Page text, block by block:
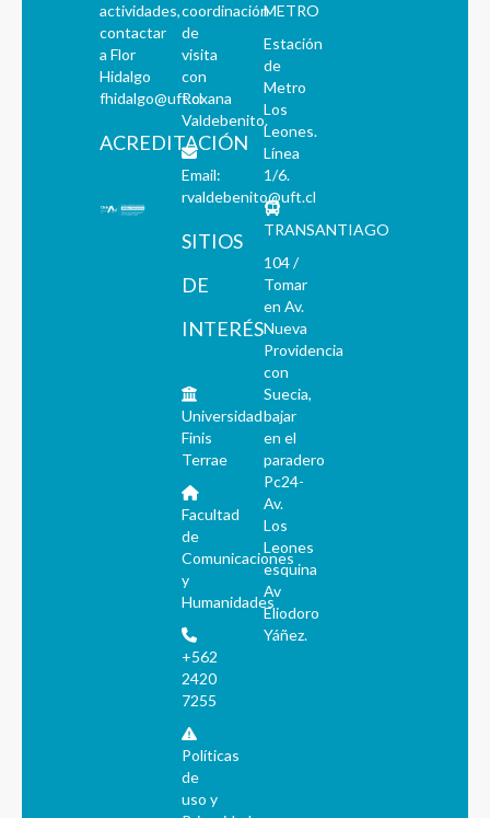
actividades,
contactar
a Flor
Hidalgo
fhidalgo@uft.cl
ACREDITACIÓN
coordinación
de
visita
con
Roxana
Valdebenito.
Email:
rvaldebenito@uft.cl
SITIOS
DE
INTERÉS
Universidad
Finis
Terrae
Facultad
de
Comunicaciones
y
Humanidades
+562
2420
7255
Políticas
de
uso y
METRO
Estación
de
Metro
Los
Leones.
Línea
1/6.
TRANSANTIAGO
104 /
Tomar
en Av.
Nueva
Providencia
con
Suecia,
bajar
en el
paradero
Pc24-
Av.
Los
Leones
esquina
Av
Eliodoro
Yáñez.